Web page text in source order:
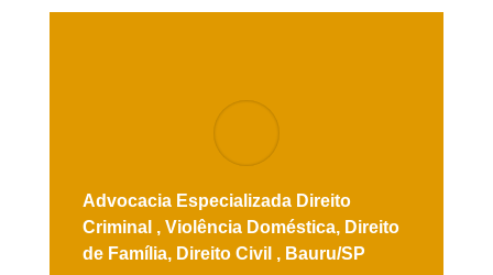
Advocacia Especializada Direito
Criminal , Violência Doméstica, Direito
de Família, Direito Civil , Bauru/SP